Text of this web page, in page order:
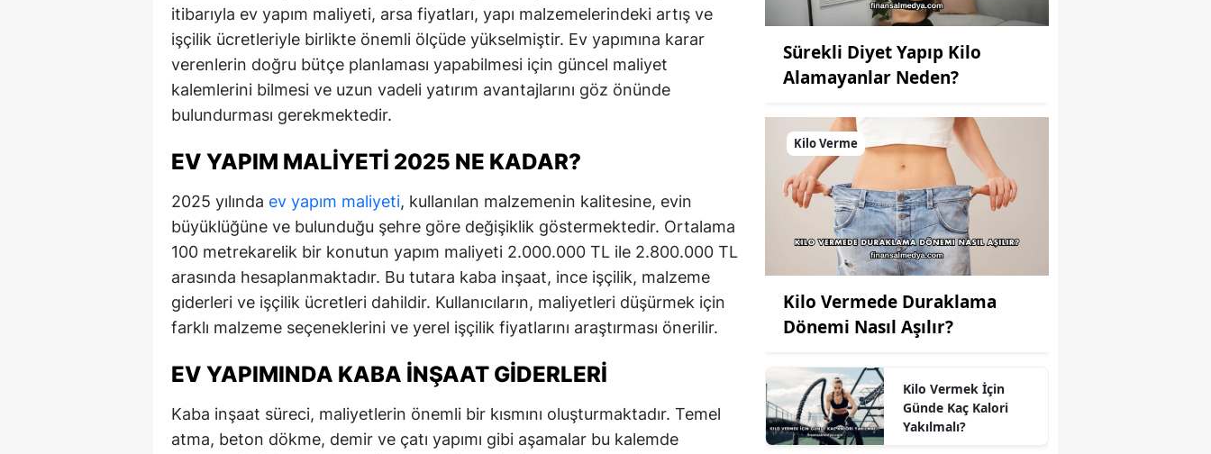
itibarıyla ev yapım maliyeti, arsa fiyatları, yapı malzemelerindeki artış ve
işçilik ücretleriyle birlikte önemli ölçüde yükselmiştir. Ev yapımına karar
verenlerin doğru bütçe planlaması yapabilmesi için güncel maliyet
kalemlerini bilmesi ve uzun vadeli yatırım avantajlarını göz önünde
bulundurması gerekmektedir.
EV YAPIM MALIYETI 2025 NE KADAR?
2025 yılında ev yapım maliyeti, kullanılan malzemenin kalitesine, evin
büyüklüğüne ve bulunduğu şehre göre değişiklik göstermektedir. Ortalama
100 metrekarelik bir konutun yapım maliyeti 2.000.000 TL ile 2.800.000 TL
arasında hesaplanmaktadır. Bu tutara kaba inşaat, ince işçilik, malzeme
giderleri ve işçilik ücretleri dahildir. Kullanıcıların, maliyetleri düşürmek için
farklı malzeme seçeneklerini ve yerel işçilik fiyatlarını araştırması önerilir.
EV YAPIMINDA KABA İNŞAAT GIDERLERI
Kaba inşaat süreci, maliyetlerin önemli bir kısmını oluşturmaktadır. Temel
atma, beton dökme, demir ve çatı yapımı gibi aşamalar bu kalemde
Sürekli Diyet Yapıp Kilo
Alamayanlar Neden?
Kilo Verme
Kilo Vermede Duraklama
Dönemi Nasıl Aşılır?
Kilo Vermek İçin
Günde Kaç Kalori
Yakılmalı?